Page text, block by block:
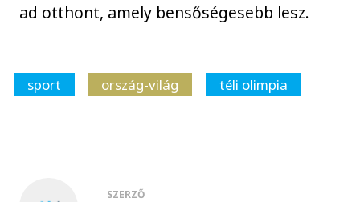
ad otthont, amely bensőségesebb lesz.
sport ország-világ téli olimpia
SZERZŐ